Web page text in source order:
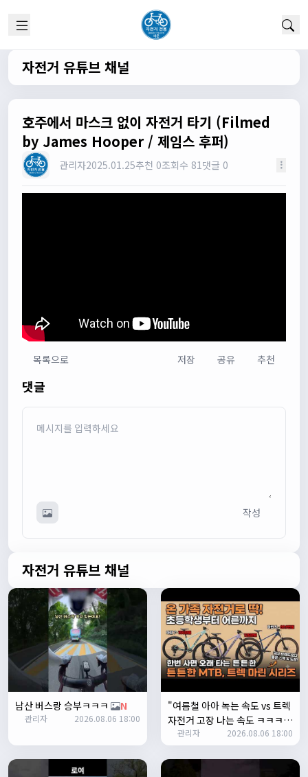
1/22/2025
채팅 신기해여
오 채팅기능까지..
원행13:19:59
새로운 자전거 커뮤니티가 되겠네요
관리자
모두들 환영합니다 :)
타데이포가차13:29:16
다다우운
관리자13:50:05
이름/휴대폰 번호는 이벤트에 활용될수 있다는 항목을 추가
쏭박 17:23:31
실시간 채팅 테스트
17:23:34
1
17:23:35
쏭박 17:23:38
테스트 2
쏭박17:23:41
테스트 테스트
쏭박17:24:16
자전거 유튜브 채널
호주에서 마스크 없이 자전거 타기 (Filmed
by James Hooper / 제임스 후퍼)
관리자2025.01.25추천 0조회수 81 댓글 0
목록으로 저장 공유 추천
댓글
작성
자전거 유튜브 채널
남산 버스랑 승부ㅋㅋㅋ N
관리자 2026.08.06 18:00
"여름철 아아 녹는 속도 vs 트렉
자전거 고장 나는 속도 ㅋㅋㅋ
입문용 MTB 끝판왕 추천"
N
관리자 2026.08.06 18:00